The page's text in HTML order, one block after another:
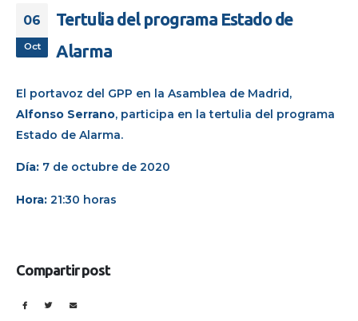
06
Oct
Tertulia del programa Estado de
Alarma
El portavoz del GPP en la Asamblea de Madrid,
Alfonso Serrano, participa en la tertulia del programa
Estado de Alarma.
Día: 7 de octubre de 2020
Hora: 21:30 horas
Compartir post